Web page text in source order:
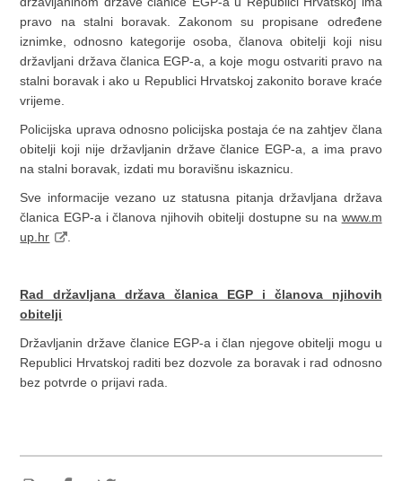
pravo na stalni boravak. Zakonom su propisane određene
iznimke, odnosno kategorije osoba, članova obitelji koji nisu
državljani država članica EGP-a, a koje mogu ostvariti pravo na
stalni boravak i ako u Republici Hrvatskoj zakonito borave kraće
vrijeme.
Policijska uprava odnosno policijska postaja će na zahtjev člana
obitelji koji nije državljanin države članice EGP-a, a ima pravo
na stalni boravak, izdati mu boravišnu iskaznicu.
Sve informacije vezano uz statusna pitanja državljana država
članica EGP-a i članova njihovih obitelji dostupne su na www.m
up.hr
Rad državljana država članica EGP i članova njihovih
obitelji
Državljanin države članice EGP-a i član njegove obitelji mogu u
Republici Hrvatskoj raditi bez dozvole za boravak i rad odnosno
bez potvrde o prijavi rada.